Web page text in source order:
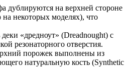
дублируются на верхней стороне
некоторых моделях), что
«дредноут» (Dreadnought) с
резонаторного отверстия.
порожек выполнены из
натуральную кость (Synthetic